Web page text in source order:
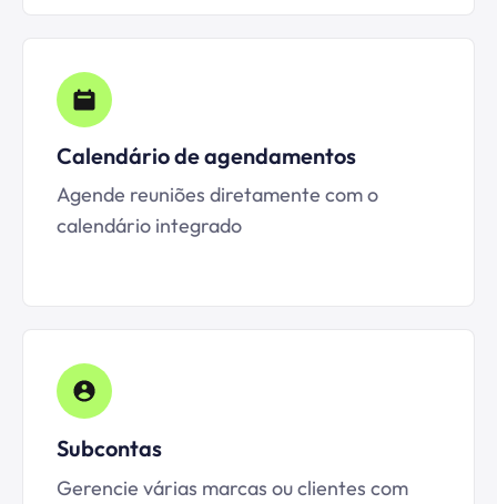
Calendário de agendamentos
Agende reuniões diretamente com o
calendário integrado
Subcontas
Gerencie várias marcas ou clientes com